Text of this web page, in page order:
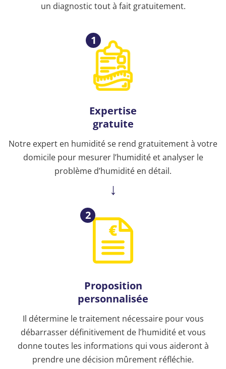
un diagnostic tout à fait gratuitement.
1
Expertise
gratuite
Notre expert en humidité se rend gratuitement à votre
domicile pour mesurer l’humidité et analyser le
problème d’humidité en détail.
2
Proposition
personnalisée
Il détermine le traitement nécessaire pour vous
débarrasser définitivement de l’humidité et vous
donne toutes les informations qui vous aideront à
prendre une décision mûrement réfléchie.